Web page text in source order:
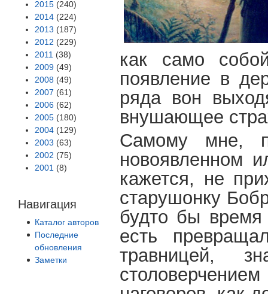
2015 (240)
2014 (224)
2013 (187)
2012 (229)
2011 (38)
2009 (49)
2008 (49)
2007 (61)
2006 (62)
2005 (180)
2004 (129)
2003 (63)
2002 (75)
2001 (8)
Навигация
Каталог авторов
Последние
обновления
Заметки
как само
появление в
ряда вон
внушающее
Самому мне,
новоявленном
кажется, не
старушонку
будто бы время
есть
травницей,